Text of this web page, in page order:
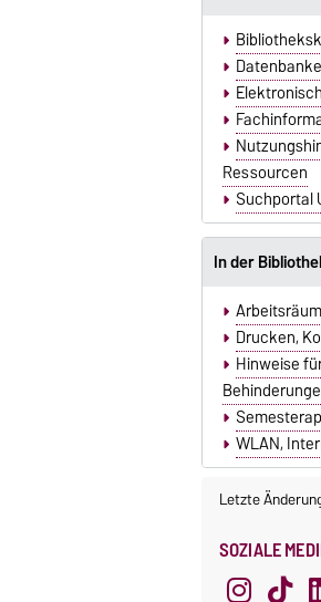
Ressourcen
Suchportal
In der
Drucken,
Hinweise
WLAN,
Letzte
SOZIALE